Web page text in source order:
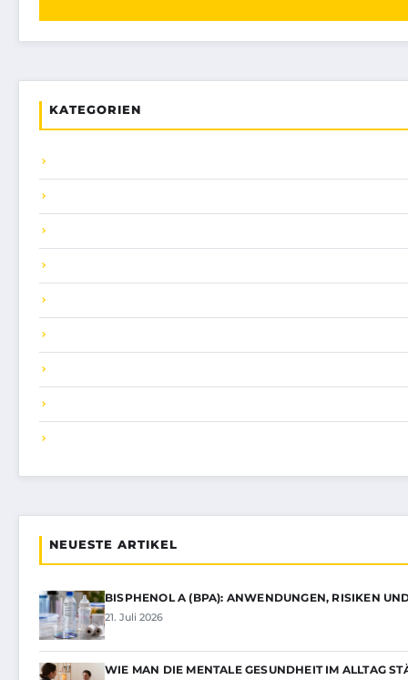
KATEGORIEN
NEUESTE ARTIKEL
BISPHENOL A (BPA): ANWENDUNGEN, RISIKEN
21. Juli 2026
WIE MAN DIE MENTALE GESUNDHEIT IM ALLTAG